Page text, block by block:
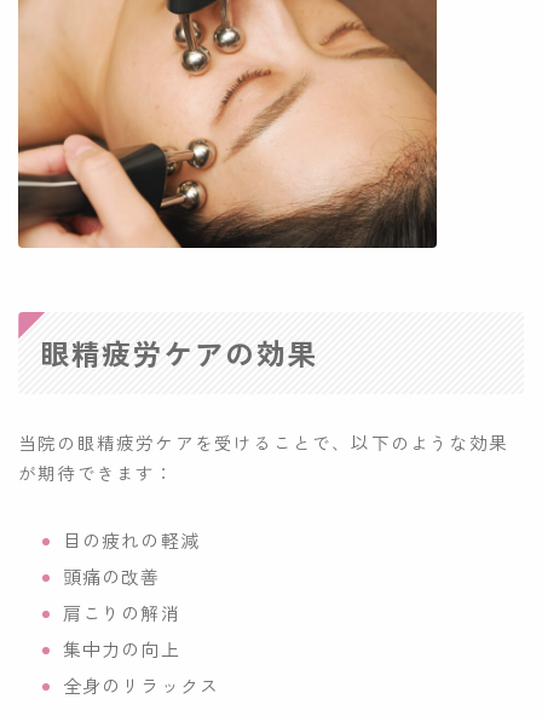
眼精疲労ケアの効果
当院の眼精疲労ケアを受けることで、以下のような効果
が期待できます：
目の疲れの軽減
頭痛の改善
肩こりの解消
集中力の向上
全身のリラックス